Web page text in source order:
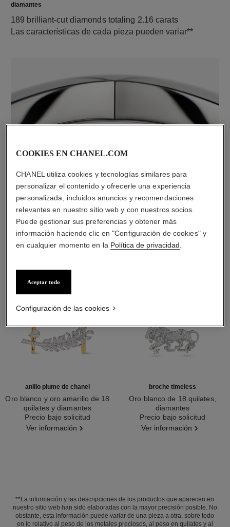
diamantes
189 brilliant-cut diamonds totaling 2.16 carats
Las características de cada pieza pueden variar**
18K white gold
DESCUBRA TAMBIÉN
anillo plume de chanel
Oro blanco y oro amarillo de 18
quilates y diamantes
Ref. J11935
Precio bajo solicitud
Ver información
broche timeless
Oro blanco de 18 quilates,
diamantes
Ref. J62826
Precio bajo solicitud
Ver información
**La información y las descripciones de los productos que aparecen en
nuestro sitio web han sido elaboradas con la mayor precisión posible. No
obstante, esta información puede variar de una pieza a otra, sobre todo
en lo relativo al peso de los metales preciosos, al peso en quilates y al
COOKIES EN CHANEL.COM
CHANEL utiliza cookies y tecnologías similares para
personalizar el contenido y ofrecerle una experiencia
personalizada, incluidos anuncios y recomendaciones
relevantes en nuestro sitio web y con nuestros socios.
Puede gestionar sus preferencias y obtener más
información haciendo clic en "Configuración de cookies" y
en cualquier momento en la Política de privacidad
Aceptar todo
Configuración de las cookies